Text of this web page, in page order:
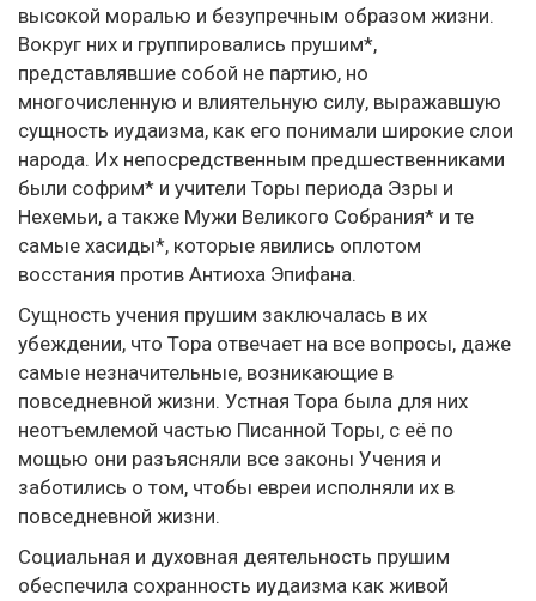
высокой моралью и безупречным образом жизни.
Вокруг них и группировались прушим*,
представлявшие собой не партию, но
многочисленную и влиятельную силу, выражавшую
сущность иудаизма, как его понимали широкие слои
народа. Их непосредственным предшественниками
были софрим* и учители Торы периода Эзры и
Нехемьи, а также Мужи Великого Собрания* и те
самые хасиды*, которые явились оплотом
восстания против Антиоха Эпифана.
Сущность учения прушим заключалась в их
убеждении, что Тора отвечает на все вопросы, даже
самые незначительные, возникающие в
повседневной жизни. Устная Тора была для них
неотъемлемой частью Писанной Торы, с её по
мощью они разъясняли все законы Учения и
заботились о том, чтобы евреи исполняли их в
повседневной жизни.
Социальная и духовная деятельность прушим
обеспечила сохранность иудаизма как живой